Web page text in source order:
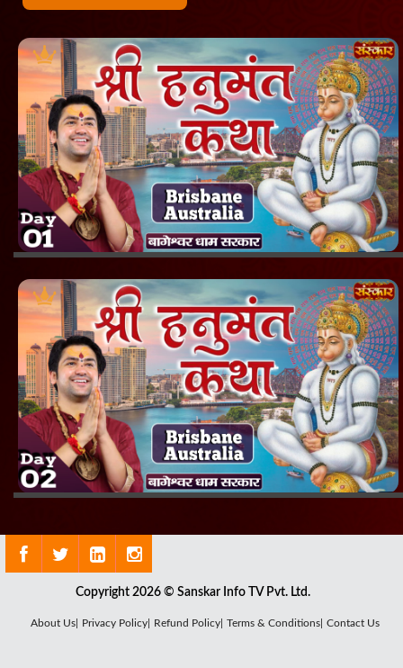
Copyright 2026 © Sanskar Info TV Pvt. Ltd.
About Us| Privacy Policy| Refund Policy| Terms & Conditions| Contact Us